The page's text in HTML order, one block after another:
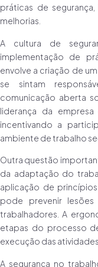
práticas de
melhorias.
A cultura de
implementação de
envolve a criação de
se sintam
comunicação aberta
liderança da
incentivando a
ambiente de trabalho
Outra questão
da adaptação do
aplicação de
pode prevenir
trabalhadores. A
etapas do processo
execução das atividades.
A segurança no